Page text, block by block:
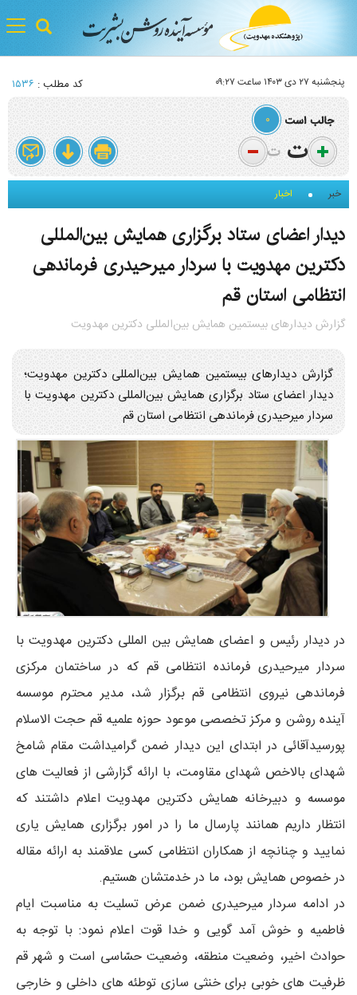
پنجشنبه ۲۷ دی ۱۴۰۳ ساعت ۰۹:۲۷ کد مطلب : ۱۵۳۶
۰
خبر اخبار
دیدار اعضای ستاد برگزاری همایش بین‌المللی
دکترین مهدویت با سردار میرحیدری فرماندهی
انتظامی استان قم
گزارش دیدارهای بیستمین همایش بین‌المللی دکترین مهدویت
گزارش دیدارهای بیستمین همایش بین‌المللی دکترین مهدویت؛
دیدار اعضای ستاد برگزاری همایش بین‌المللی دکترین مهدویت با
سردار میرحیدری فرماندهی انتظامی استان قم
در دیدار رئیس و اعضای همایش بین المللی دکترین مهدویت با
سردار میرحیدری فرمانده انتظامی قم که در ساختمان مرکزی
فرماندهی نیروی انتظامی قم برگزار شد، مدیر محترم موسسه
آینده روشن و مرکز تخصصی موعود حوزه علمیه قم حجت الاسلام
پورسیدآقائی در ابتدای این دیدار ضمن گرامیداشت مقام شامخ
شهدای بالاخص شهدای مقاومت، با ارائه گزارشی از فعالیت های
موسسه و دبیرخانه همایش دکترین مهدویت اعلام داشتند که
انتظار داریم همانند پارسال ما را در امور برگزاری همایش یاری
نمایید و چنانچه از همکاران انتظامی کسی علاقمند به ارائه مقاله
در خصوص همایش بود، ما در خدمتشان هستیم.
در ادامه سردار میرحیدری ضمن عرض تسلیت به مناسبت ایام
فاطمیه و خوش آمد گویی و خدا قوت اعلام نمود: با توجه به
حوادث اخیر، وضعیت منطقه، وضعیت حسّاسی است و شهر قم
ظرفیت های خوبی برای خنثی سازی توطئه های داخلی و خارجی